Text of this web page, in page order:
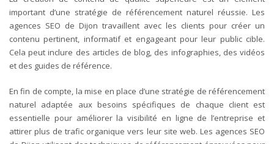
important d’une stratégie de référencement naturel réussie. Les
agences SEO de Dijon travaillent avec les clients pour créer un
contenu pertinent, informatif et engageant pour leur public cible.
Cela peut inclure des articles de blog, des infographies, des vidéos
et des guides de référence.
En fin de compte, la mise en place d’une stratégie de référencement
naturel adaptée aux besoins spécifiques de chaque client est
essentielle pour améliorer la visibilité en ligne de l’entreprise et
attirer plus de trafic organique vers leur site web. Les agences SEO